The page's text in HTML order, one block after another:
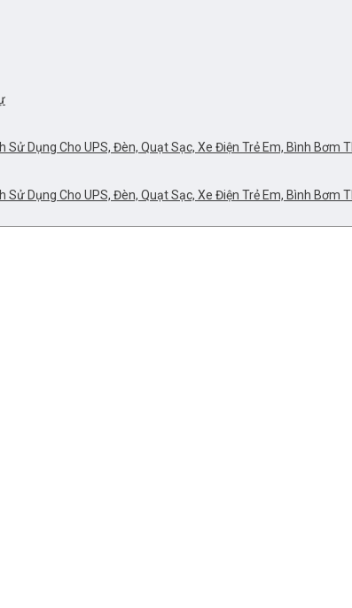
Sử Dụng Cho UPS, Đèn, Quạt Sạc, Xe Điện Trẻ Em, Bình Bơm
Sử Dụng Cho UPS, Đèn, Quạt Sạc, Xe Điện Trẻ Em, Bình Bơm